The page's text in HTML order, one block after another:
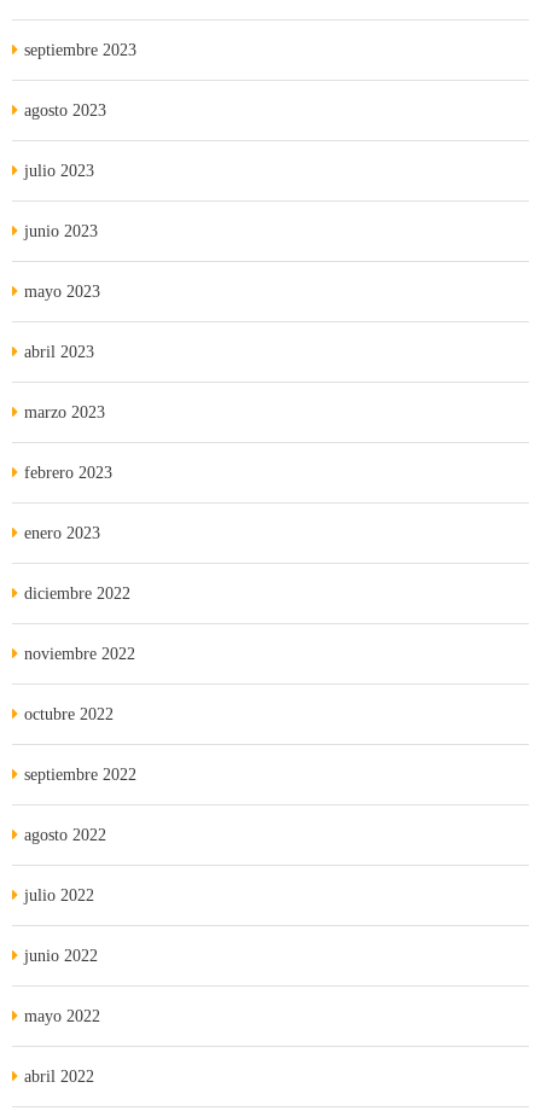
septiembre 2023
agosto 2023
julio 2023
junio 2023
mayo 2023
abril 2023
marzo 2023
febrero 2023
enero 2023
diciembre 2022
noviembre 2022
octubre 2022
septiembre 2022
agosto 2022
julio 2022
junio 2022
mayo 2022
abril 2022